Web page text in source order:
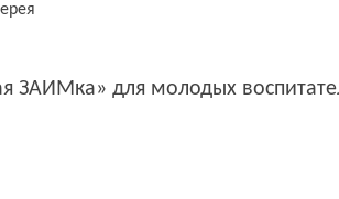
ЗАИМка» для молодых